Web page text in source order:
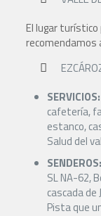
El lugar turístico
recomendamos
SERVICIOS:
cafetería,
estanco,
Salud del
SENDEROS:
SL NA-62,
cascada de
Pista que